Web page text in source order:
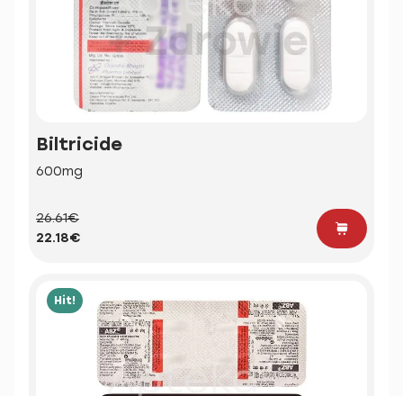
Biltricide
600mg
26.61€
22.18€
Hit!